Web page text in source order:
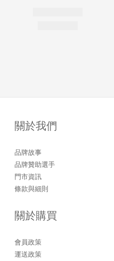
關於我們
品牌故事
品牌贊助選手
門市資訊
條款與細則
關於購買
會員政策
運送政策